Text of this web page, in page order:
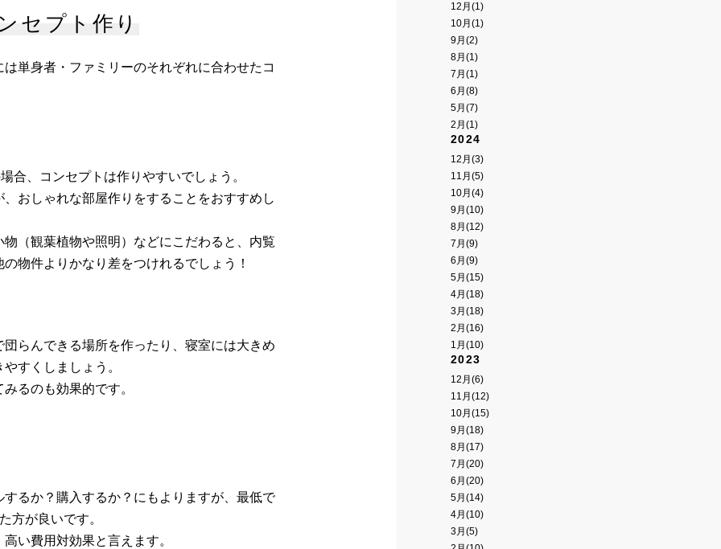
セプト作り
単身者・ファミリーのそれぞれに合わせたコ
合、コンセプトは作りやすいでしょう。
おしゃれな部屋作りをすることをおすすめし
（観葉植物や照明）などにこだわると、内覧
物件よりかなり差をつけれるでしょう！
らんできる場所を作ったり、寝室には大きめ
すくしましょう。
るのも効果的です。
るか？購入するか？にもよりますが、最低で
方が良いです。
い費用対効果と言えます。
12月(1)
10月(1)
9月(2)
8月(1)
7月(1)
6月(8)
5月(7)
2月(1)
2024
12月(3)
11月(5)
10月(4)
9月(10)
8月(12)
7月(9)
6月(9)
5月(15)
4月(18)
3月(18)
2月(16)
1月(10)
2023
12月(6)
11月(12)
10月(15)
9月(18)
8月(17)
7月(20)
6月(20)
5月(14)
4月(10)
3月(5)